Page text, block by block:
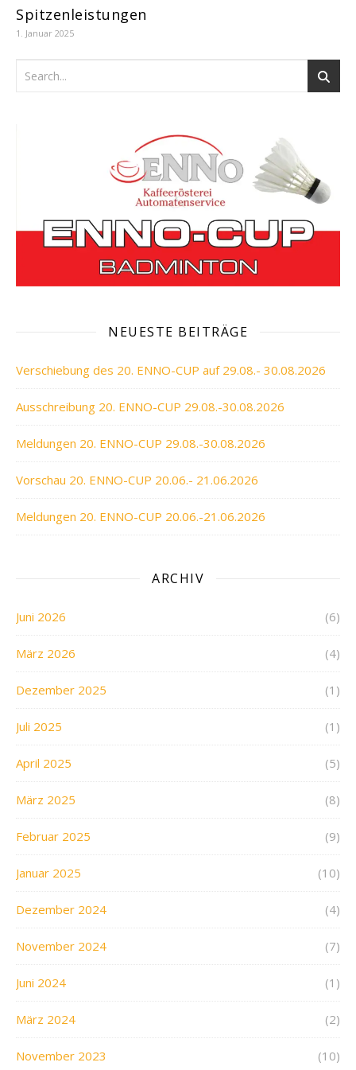
Spitzenleistungen
1. Januar 2025
NEUESTE BEITRÄGE
Verschiebung des 20. ENNO-CUP auf 29.08.- 30.08.2026
Ausschreibung 20. ENNO-CUP 29.08.-30.08.2026
Meldungen 20. ENNO-CUP 29.08.-30.08.2026
Vorschau 20. ENNO-CUP 20.06.- 21.06.2026
Meldungen 20. ENNO-CUP 20.06.-21.06.2026
ARCHIV
Juni 2026 (6)
März 2026 (4)
Dezember 2025 (1)
Juli 2025 (1)
April 2025 (5)
März 2025 (8)
Februar 2025 (9)
Januar 2025 (10)
Dezember 2024 (4)
November 2024 (7)
Juni 2024 (1)
März 2024 (2)
November 2023 (10)